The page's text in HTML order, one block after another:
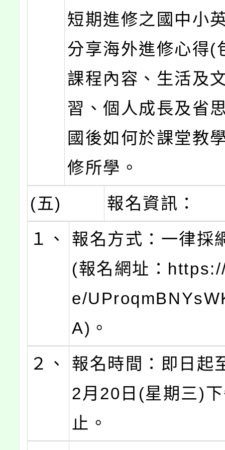
短期進修之國中小
分享海外進修心得(
課程內容、生活及
習、個人成長及省
國後如何於課堂教
修所學。
(五)
報名資訊：
１、
報名方式：一律採
(報名網址：
e/
A)。
２、
報名時間：即日起
2月20日(星期三)
止。